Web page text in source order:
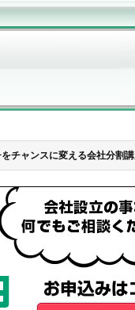
をチャンスに変える会社分割